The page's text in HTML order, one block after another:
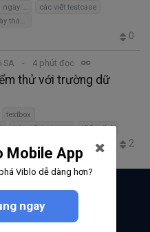
cách viết testcase cho trường ngày tháng
các viết testcase
cách viết Testcase trường ngày tháng năm
0
SA 4 phút đọc
thử với trường dữ
textbox
các viết testcase Kiểm thử
2
chức
Mobile App
Viblo dễ dàng hơn?
ngay